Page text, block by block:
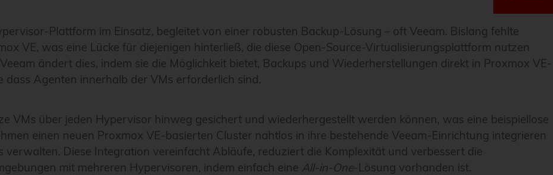
Plattform im Einsatz, begleitet von einer robusten Backup-Lösung – oft Veeam. Bislang fehlte
VE, was eine Lücke für diejenigen hinterließ, die diese Open-Source-Virtualisierungsplattform nutzen
ändert dies, indem sie die Möglichkeit bietet, Backups und Wiederherstellungen direkt in Proxmox VE-
Agenten innerhalb der VMs erforderlich sind.
VMs über jeden Hypervisor hinweg gesichert und wiederhergestellt werden können, was eine beispiellose
einen neuen Proxmox VE-basierten Cluster nahtlos in ihre bestehende Veeam-Einrichtung integrieren
verwalten. Diese Integration vereinfacht Abläufe, reduziert die Komplexität und verbessert die
mit mehreren Hypervisoren, indem einfach eine All-in-One-Lösung vorhanden ist.